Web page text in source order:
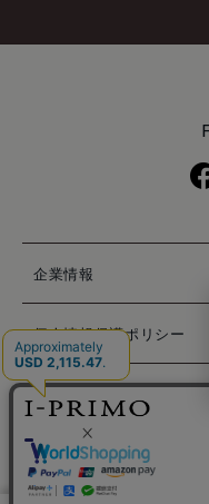
企業情報
個人情報保護ポリシー
特定商取引法に基づく表記
© PRIMO JAPAN